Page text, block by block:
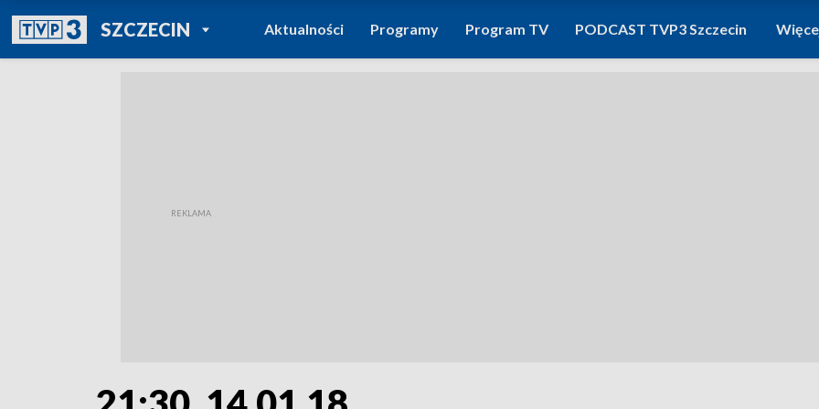
SZCZECINPOWRÓT DO
TVP REGIONY
Aktualności Programy Program TV PODCAST TVP3 Szczecin